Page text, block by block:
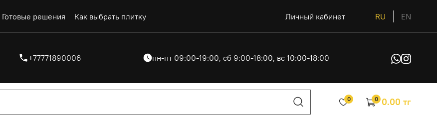
Готовые решения Как выбрать плитку Личный кабинет RU EN
+77771890006 пн-пт 09:00-19:00, сб 9:00-18:00, вс 10:00-18:00
0 0 0.00 тг